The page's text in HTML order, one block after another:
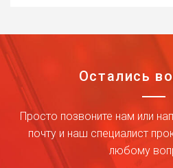
Остались
Просто позвоните нам или
почту и наш специалист
любому